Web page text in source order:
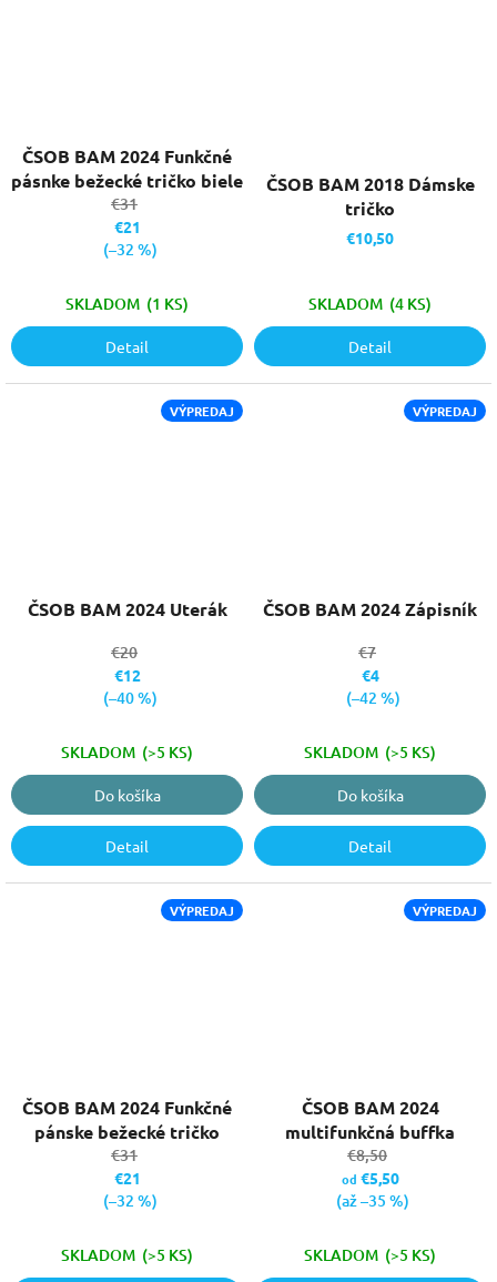
ČSOB BAM 2024 Funkčné
pásnke bežecké tričko biele
€31
€21
(–32 %)
SKLADOM (1 KS)
Detail
ČSOB BAM 2018 Dámske
tričko
€10,50
SKLADOM (4 KS)
Detail
VÝPREDAJ
ČSOB BAM 2024 Uterák
€20
€12
(–40 %)
SKLADOM (>5 KS)
Do košíka
Detail
VÝPREDAJ
ČSOB BAM 2024 Zápisník
€7
€4
(–42 %)
SKLADOM (>5 KS)
Do košíka
Detail
VÝPREDAJ
ČSOB BAM 2024 Funkčné
pánske bežecké tričko
€31
€21
(–32 %)
SKLADOM (>5 KS)
VÝPREDAJ
ČSOB BAM 2024
multifunkčná buffka
€8,50
od €5,50
(až –35 %)
SKLADOM (>5 KS)